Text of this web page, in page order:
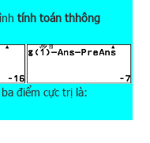
tính toán thhông
điểm cực trị là: